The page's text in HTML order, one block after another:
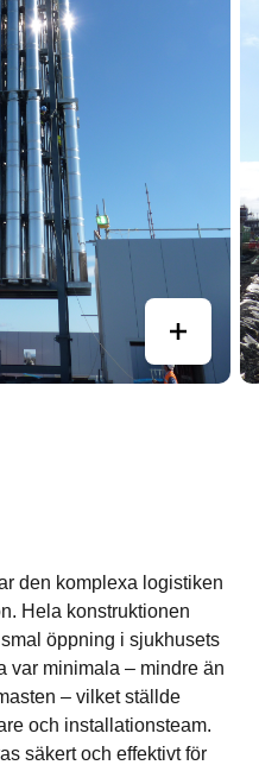
den komplexa logistiken
Hela konstruktionen
öppning i sjukhusets
var minimala – mindre än
– vilket ställde
och installationsteam.
säkert och effektivt för